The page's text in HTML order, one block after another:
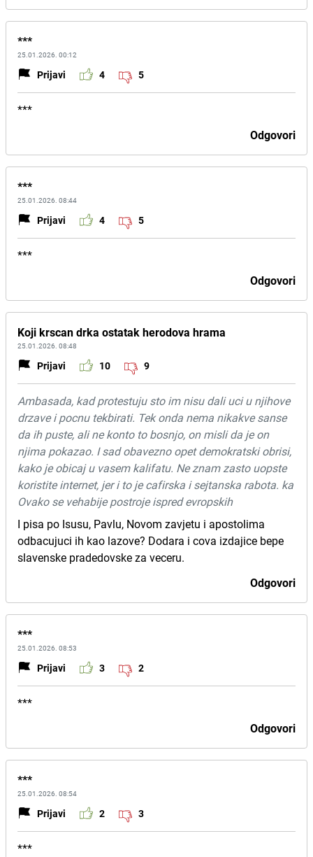
***
25.01.2026. 00:12
Prijavi 4 5
***
Odgovori
***
25.01.2026. 08:44
Prijavi 4 5
***
Odgovori
Koji krscan drka ostatak herodova hrama
25.01.2026. 08:48
Prijavi 10 9
Ambasada, kad protestuju sto im nisu dali uci u njihove
drzave i pocnu tekbirati. Tek onda nema nikakve sanse
da ih puste, ali ne konto to bosnjo, on misli da je on
njima pokazao. I sad obavezno opet demokratski obrisi,
kako je obicaj u vasem kalifatu. Ne znam zasto uopste
koristite internet, jer i to je cafirska i sejtanska rabota. ka
Ovako se vehabije postroje ispred evropskih
I pisa po Isusu, Pavlu, Novom zavjetu i apostolima
odbacujuci ih kao lazove? Dodara i cova izdajice bepe
slavenske pradedovske za veceru.
Odgovori
***
25.01.2026. 08:53
Prijavi 3 2
***
Odgovori
***
25.01.2026. 08:54
Prijavi 2 3
***